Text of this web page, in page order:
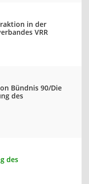
in der
VRR
Bündnis 90/Die
des
des